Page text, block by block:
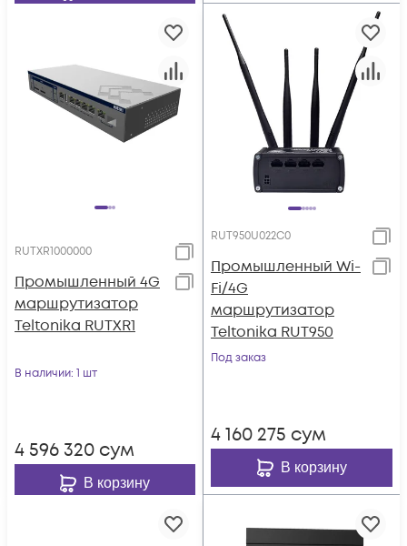
RUTXR1000000
Промышленный 4G
маршрутизатор
Teltonika RUTXR1
В наличии: 1 шт
4 596 320 сум
В корзину
RUT950U022C0
Промышленный Wi-
Fi/4G
маршрутизатор
Teltonika RUT950
Под заказ
4 160 275 сум
В корзину